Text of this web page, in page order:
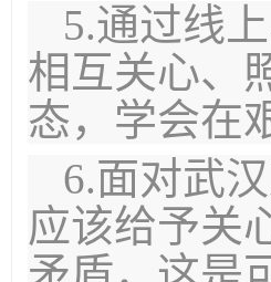
5.通过线
相互关心、
态，学会在
6.面对武
应该给予关